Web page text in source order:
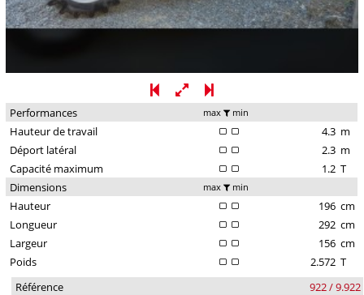
Performances max min
Hauteur de travail 4.3 m
Déport latéral
2.3 m
Capacité maximum
1.2 T
Dimensions
max min
Hauteur 196 cm
Longueur
292 cm
Largeur
156 cm
Poids
2.572 T
Référence
922 / 9.922